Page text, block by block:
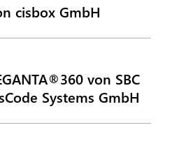
cisbox GmbH
von SBC
Systems GmbH